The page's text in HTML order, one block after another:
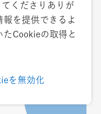
くださりありが
を提供できるよ
たCookieの取得と
を無効化